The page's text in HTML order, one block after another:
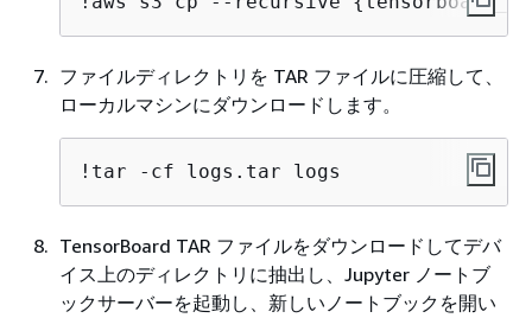
ファイルディレクトリを TAR ファイルに圧縮して、
ローカルマシンにダウンロードします。
!tar -cf logs.tar logs
TensorBoard TAR ファイルをダウンロードしてデバ
イス上のディレクトリに抽出し、Jupyter ノートブ
ックサーバーを起動し、新しいノートブックを開い